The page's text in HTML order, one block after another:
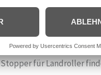
https://skateshop.de/
Stopper für Landroller